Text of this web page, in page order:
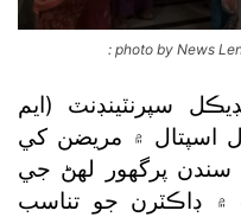
: photo by News
سپرنٽينڊنٽ (ايم
اسپتال ۾ مريضن کي
۽ سندن پرگھور لهڻ جي
ڊاڪٽرن جو تناسب